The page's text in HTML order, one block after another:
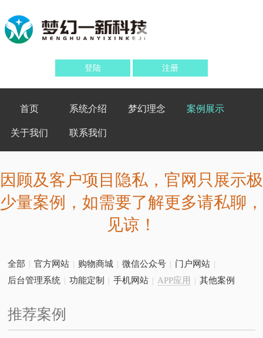
登陆 注册
首页 系统介绍 梦幻理念 案例展示
关于我们 联系我们
因顾及客户项目隐私，官网只展示极
少量案例，如需要了解更多请私聊，
见谅！
全部 | 官方网站 | 购物商城 | 微信公众号 | 门户网站 |
后台管理系统 | 功能定制 | 手机网站 | APP应用 | 其他案例
推荐案例